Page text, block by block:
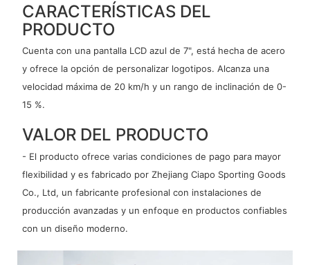
CARACTERÍSTICAS DEL
PRODUCTO
Cuenta con una pantalla LCD azul de 7", está hecha de acero
y ofrece la opción de personalizar logotipos. Alcanza una
velocidad máxima de 20 km/h y un rango de inclinación de 0-
15 %.
VALOR DEL PRODUCTO
- El producto ofrece varias condiciones de pago para mayor
flexibilidad y es fabricado por Zhejiang Ciapo Sporting Goods
Co., Ltd, un fabricante profesional con instalaciones de
producción avanzadas y un enfoque en productos confiables
con un diseño moderno.